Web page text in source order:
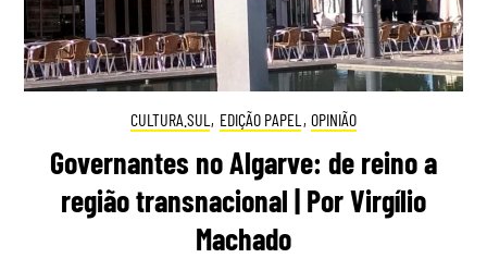
CULTURA.SUL , EDIÇÃO PAPEL , OPINIÃO
Governantes no Algarve: de reino a
região transnacional | Por Virgílio
Machado